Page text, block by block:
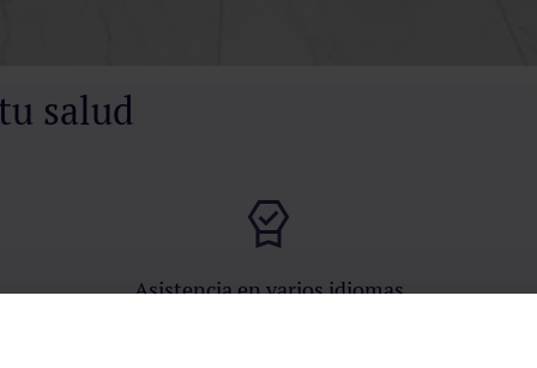
salud
Asistencia en varios idiomas